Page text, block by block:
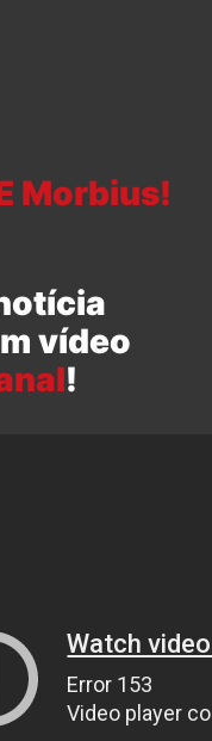
Morbius!
vídeo
!